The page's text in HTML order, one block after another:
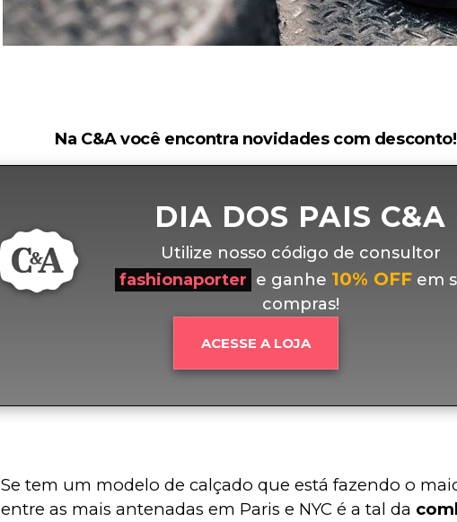
Na C&A você encontra novidades com desconto!
DIA DOS PAIS C&A
Utilize nosso código de consultor
fashionaporter e ganhe 10% OFFem
compras!
ACESSE A LOJA
Se tem um modelo de calçado que está fazendo o
entre as mais antenadas em Paris e NYC é a tal da